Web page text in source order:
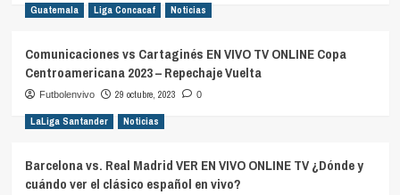
Guatemala Liga Concacaf Noticias
Comunicaciones vs Cartaginés EN VIVO TV ONLINE Copa
Centroamericana 2023 – Repechaje Vuelta
Futbolenvivo 29 octubre, 2023 0
LaLiga Santander Noticias
Barcelona vs. Real Madrid VER EN VIVO ONLINE TV ¿Dónde y
cuándo ver el clásico español en vivo?